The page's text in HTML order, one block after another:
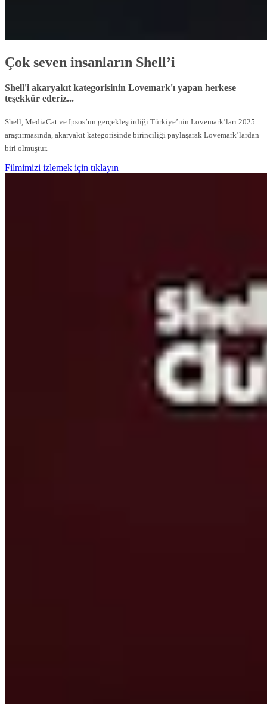
Çok seven insanların Shell’i
Shell'i akaryakıt kategorisinin Lovemark'ı yapan herkese
teşekkür ederiz...
Shell, MediaCat ve Ipsos’un gerçekleştirdiği Türkiye’nin Lovemark’ları 2025
araştırmasında, akaryakıt kategorisinde birinciliği paylaşarak Lovemark’lardan
biri olmuştur.
Filmimizi izlemek için tıklayın